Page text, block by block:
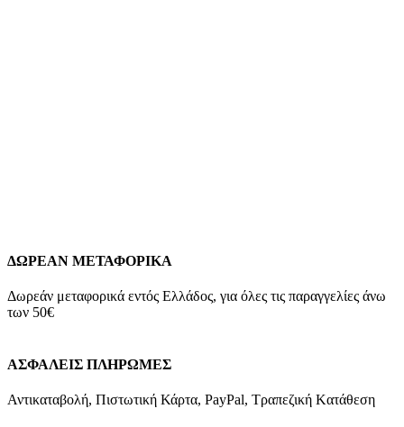
ΔΩΡΕΑΝ ΜΕΤΑΦΟΡΙΚΑ
Δωρεάν μεταφορικά εντός Ελλάδος, για όλες τις παραγγελίες άνω
των 50€
ΑΣΦΑΛΕΙΣ ΠΛΗΡΩΜΕΣ
Αντικαταβολή, Πιστωτική Κάρτα, PayPal, Τραπεζική Kατάθεση